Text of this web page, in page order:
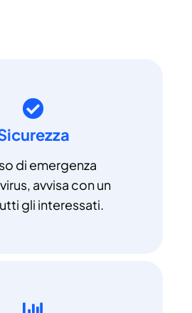
di emergenza
avvisa con un
gli interessati.